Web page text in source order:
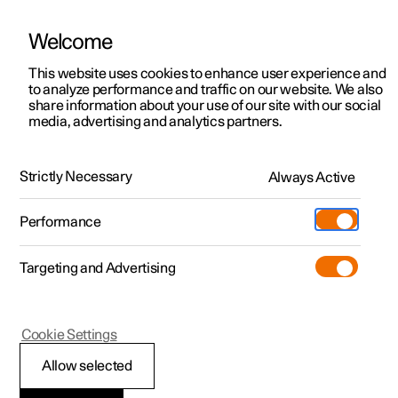
Polestar 2
Polestar 3
Polestar 4
Pre-owned
Shop
Mere
Udforsk Polestar 2
Kampagner
Nye lagerbiler
Prøvetur
Nye lagerbiler
Udforsk Polestar 4
Kampagner
Nye lagerbiler
Pre-owned-programmet
Pre-owned Polestar 2
Kampagner til privatkunder
Tilbud til erhvervskunder
Nye lagerbiler
Byg din bil
Pre-owned
Prøvetur
Extras tilbehør
(Åbner i et nyt vindue)
Experiences
Firmabil
Find os
Servicelokationer
Ejerskab
Opladning
Om Polestar
Bæredygtighed
HåndbogVideogalleriSoftwareopdateringer
Elektronisk stabilitetskontrol
Polestar 2
Aktivering og
Welcome
This website uses cookies to enhance user experience and
to analyze performance and traffic on our website. We also
share information about your use of our site with our social
media, advertising and analytics partners.
Strictly Necessary Always Active
Performance
Targeting and Advertising
Allow selected
Cookie Settings